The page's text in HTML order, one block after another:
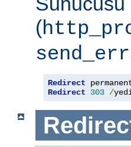
(
Redirect
Redirect
303 /